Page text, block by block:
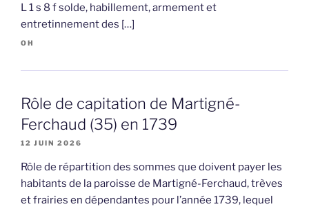
L 1 s 8 f solde, habillement, armement et
entretinnement des […]
OH
Rôle de capitation de Martigné-
Ferchaud (35) en 1739
12 JUIN 2026
Rôle de répartition des sommes que doivent payer les
habitants de la paroisse de Martigné-Ferchaud, trèves
et frairies en dépendantes pour l’année 1739, lequel